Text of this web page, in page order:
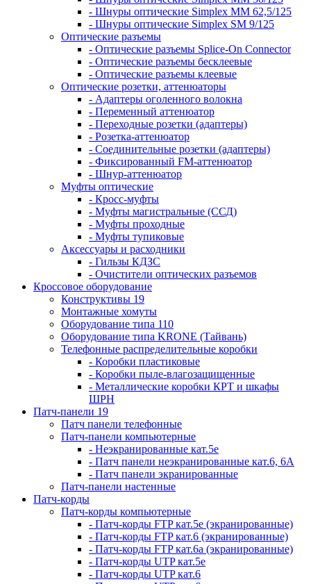
- Шнуры оптические Simplex MM 62,5/125
- Шнуры оптические Simplex SM 9/125
Оптические разъемы
- Оптические разъемы Splice-On Connector
- Оптические разъемы бесклеевые
- Оптические разъемы клеевые
Оптические розетки, аттенюаторы
- Адаптеры оголенного волокна
- Переменный аттенюатор
- Переходные розетки (адаптеры)
- Розетка-аттенюатор
- Соединительные розетки (адаптеры)
- Фиксированный FM-аттенюатор
- Шнур-аттенюатор
Муфты оптические
- Кросс-муфты
- Муфты магистральные (ССД)
- Муфты проходные
- Муфты тупиковые
Аксессуары и расходники
- Гильзы КДЗС
- Очистители оптических разъемов
Кроссовое оборудование
Конструктивы 19
Монтажные хомуты
Оборудование типа 110
Оборудование типа KRONE (Тайвань)
Телефонные распределительные коробки
- Коробки пластиковые
- Коробки пыле-влагозащищенные
- Металлические коробки КРТ и шкафы
ШРН
Патч-панели 19
Патч панели телефонные
Патч-панели компьютерные
- Неэкранированные кат.5е
- Патч панели неэкранированные кат.6, 6А
- Патч панели экранированные
Патч-панели настенные
Патч-корды
Патч-корды компьютерные
- Патч-корды FTP кат.5е (экранированные)
- Патч-корды FTP кат.6 (экранированные)
- Патч-корды FTP кат.6а (экранированные)
- Патч-корды UTP кат.5е
- Патч-корды UTP кат.6